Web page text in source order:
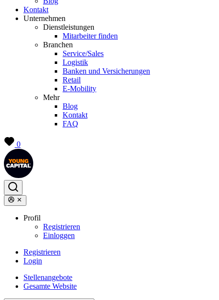
Kontakt
Unternehmen
Dienstleistungen
Mitarbeiter finden
Branchen
Service/Sales
Logistik
Banken und Versicherungen
Retail
E-Mobility
Mehr
Blog
Kontakt
FAQ
0
Profil
Registrieren
Einloggen
Registrieren
Login
Stellenangebote
Gesamte Website